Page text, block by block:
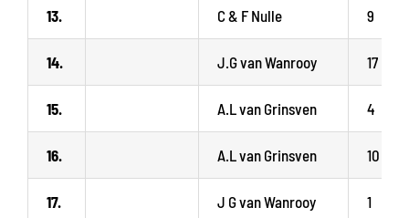
13. C & F Nulle 9
14. J.G van Wanrooy 17
15. A.L van Grinsven 4
16. A.L van Grinsven 10
17. J G van Wanrooy 1